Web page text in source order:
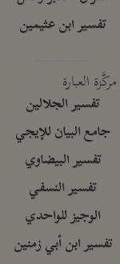
تفسير ابن عثيمين
مركَّزة العبارة
تفسير الجلالين
جامع البيان للإيجي
تفسير البيضاوي
تفسير النسفي
الوجيز للواحدي
تفسير ابن أبي زمنين